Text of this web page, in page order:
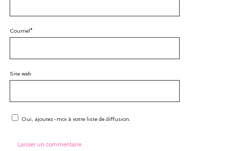
Courriel*
Site web
Oui, ajoutez-moi à votre liste de diffusion.